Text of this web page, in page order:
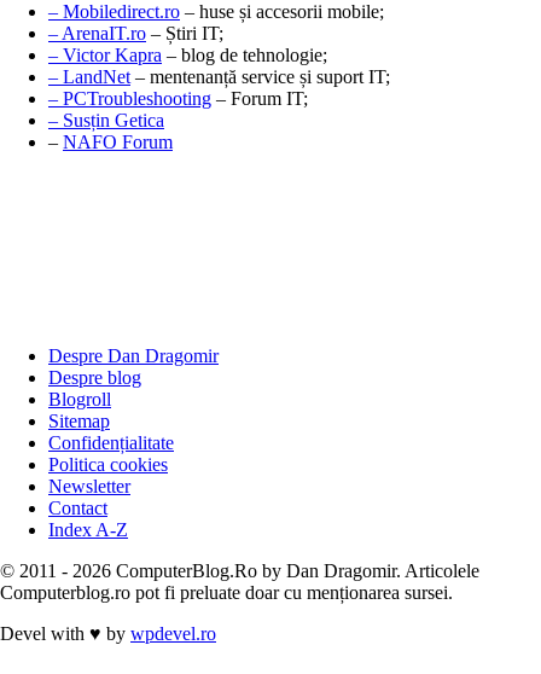
– Mobiledirect.ro – huse și accesorii mobile;
– ArenaIT.ro – Știri IT;
– Victor Kapra – blog de tehnologie;
– LandNet– mentenanță service și suport IT;
– PCTroubleshooting – Forum IT;
– Susțin Getica
– NAFO Forum
Despre Dan Dragomir
Despre blog
Blogroll
Sitemap
Confidențialitate
Politica cookies
Newsletter
Contact
Index A-Z
© 2011 - 2026 ComputerBlog.Ro by Dan Dragomir. Articolele
Computerblog.ro pot fi preluate doar cu menționarea sursei.
Devel with ♥ by wpdevel.ro